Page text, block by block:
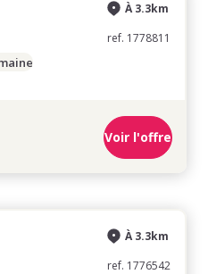
À 3.3km
ref. 1778811
Voir l'offre
À 3.3km
ref. 1776542